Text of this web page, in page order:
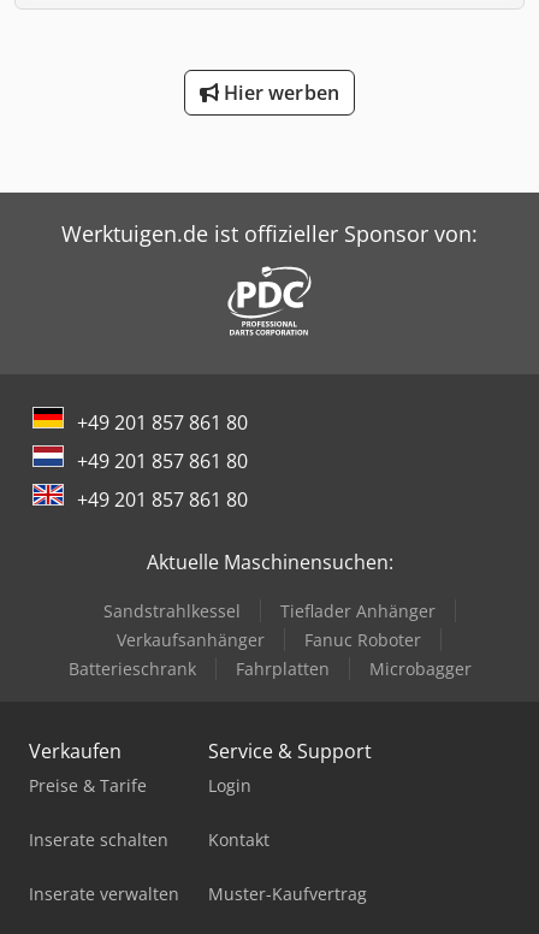
Hier werben
Werktuigen.de ist offizieller Sponsor von:
+49 201 857 861 80
+49 201 857 861 80
+49 201 857 861 80
Aktuelle Maschinensuchen:
Sandstrahlkessel
Tieflader Anhänger
Verkaufsanhänger
Fanuc Roboter
Batterieschrank
Fahrplatten Microbagger
Verkaufen
Preise & Tarife
Inserate schalten
Inserate verwalten
Service & Support
Login
Kontakt
Muster-Kaufvertrag